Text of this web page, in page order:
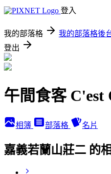
登入
我的部落格 我的部落格後
登出
午間食客 C'est
相簿 部落格 名片
嘉義若蘭山莊二 的